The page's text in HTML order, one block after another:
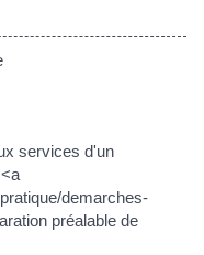
services d'un
demarches-
préalable de